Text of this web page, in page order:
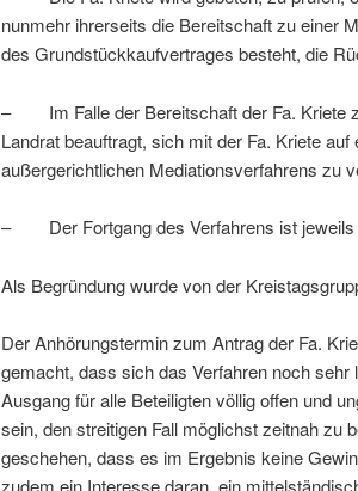
nunmehr ihrerseits die Bereitschaft zu einer
des Grundstückkaufvertrages besteht, die
– Im Falle der Bereitschaft der Fa. Kriete
Landrat beauftragt, sich mit der Fa. Kriete
außergerichtlichen Mediationsverfahrens zu
– Der Fortgang des Verfahrens ist jeweils
Als Begründung wurde von der
Der Anhörungstermin zum Antrag der Fa.
gemacht, dass sich das Verfahren noch
Ausgang für alle Beteiligten völlig offen und
sein, den streitigen Fall möglichst zeitnah zu
geschehen, dass es im Ergebnis keine
zudem ein Interesse daran, ein